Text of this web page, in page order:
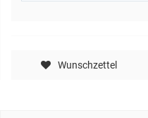
Wunschzettel